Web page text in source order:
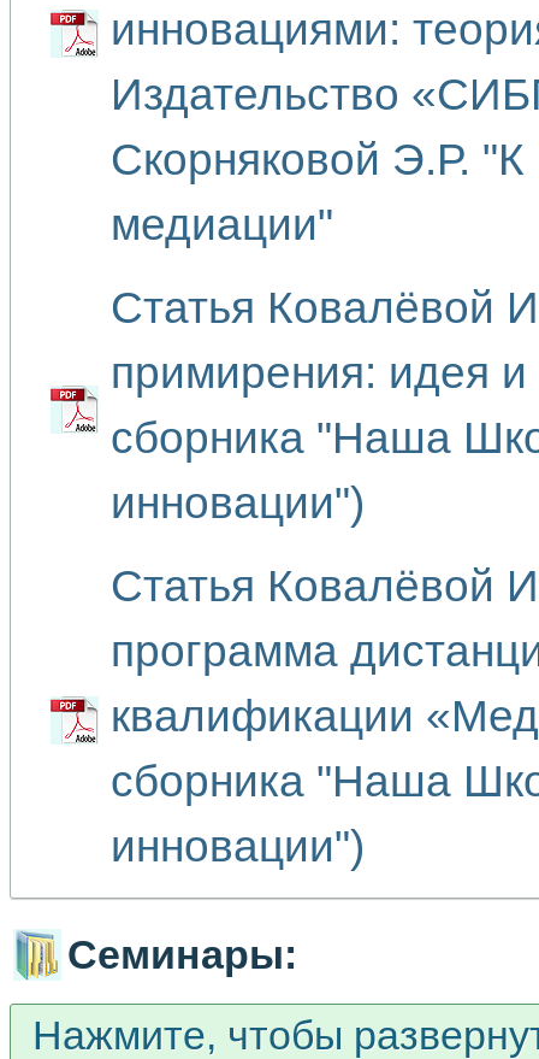
инновациями:
Издательство
Скорняковой Э.Р.
медиации"
Статья Ковалёвой
примирения: идея и
сборника "Наша
инновации")
Статья Ковалёвой
программа
квалификации
сборника "Наша
инновации")
Семинары:
Нажмите, чтобы